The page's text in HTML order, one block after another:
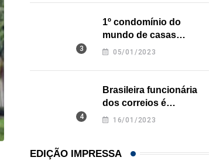
1º condomínio do
mundo de casas
impressas em 3D é
05/01/2023
Brasileira funcionária
dos correios é
assassinada a facadas
16/01/2023
EDIÇÃO IMPRESSA